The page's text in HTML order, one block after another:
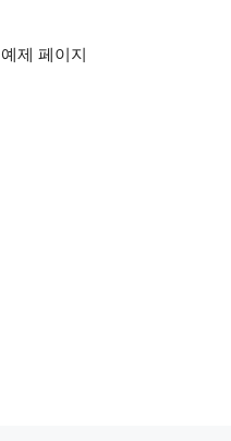
예제 페이지